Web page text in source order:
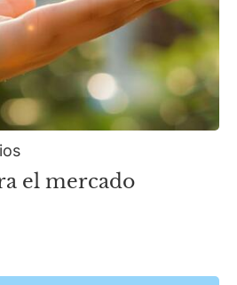
el mercado